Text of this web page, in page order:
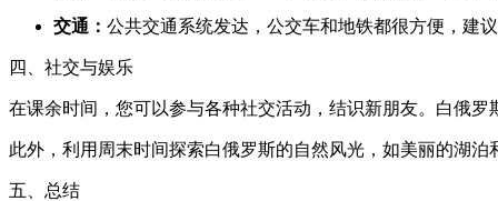
交通： 公共交通系统发达，公交车和地铁都很方便，建
四、社交与娱乐
在课余时间，您可以参与各种社交活动，结识新朋友。白俄
此外，利用周末时间探索白俄罗斯的自然风光，如美丽的湖泊
五、总结